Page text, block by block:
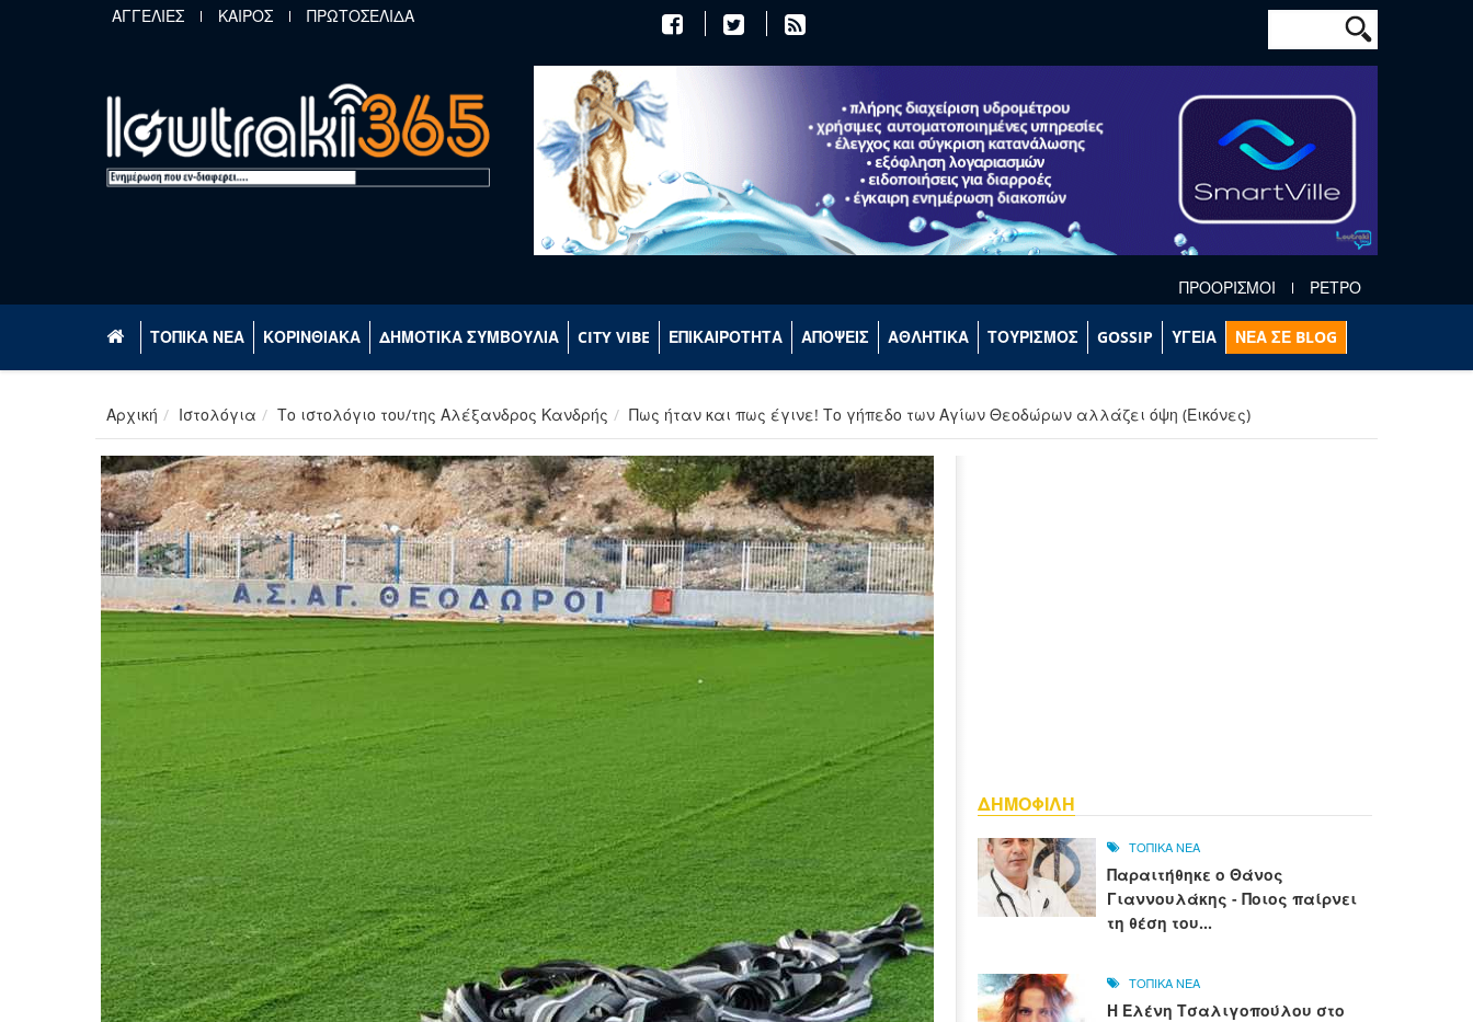
Παράκαμψη προς το κυρίως περιεχόμενο
ΑΓΓΕΛΙΕΣ ΚΑΙΡΟΣ ΠΡΩΤΟΣΕΛΙΔΑ Φόρμα
Αναζήτηση
ΠΡΟΟΡΙΣΜΟΙ ΡΕΤΡΟ
ΤΟΠΙΚΑ ΝΕΑ ΚΟΡΙΝΘΙΑΚΑ ΔΗΜΟΤΙΚΑ ΣΥΜΒΟΥΛΙΑ CITY VIBE ΕΠΙΚΑΙΡΟΤΗΤΑ ΑΠΟΨΕΙΣ ΑΘΛΗΤΙΚΑ ΤΟΥΡΙΣΜΟΣ GOSSIP ΥΓΕΙΑ ΝΕΑ ΣΕ BLOG
Αρχική Ιστολόγια Το ιστολόγιο του/της Αλέξανδρος Κανδρής Πως ήταν και πως έγινε! Το γήπεδο των Αγίων Θεοδώρων αλλάζει όψη (Εικόνες)
ΔΗΜΟΦΙΛΗ
ΤΟΠΙΚΑ ΝΕΑ
Παραιτήθηκε ο Θάνος
Γιαννουλάκης - Ποιος παίρνει
τη θέση του...
ΤΟΠΙΚΑ ΝΕΑ
Η Ελένη Τσαλιγοπούλου στο